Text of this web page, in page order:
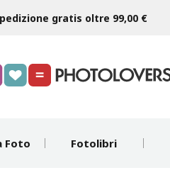
gratis oltre 99,00 €
Foto Fotolibri